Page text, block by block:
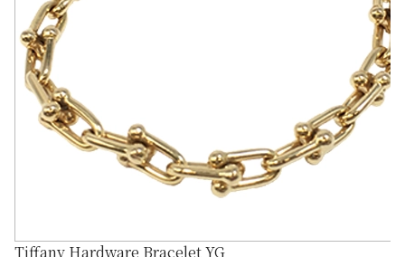
Tiffany Hardware Bracelet YG